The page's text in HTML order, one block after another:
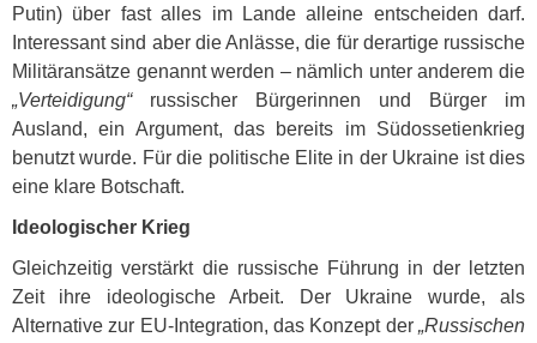
Putin) über fast alles im Lande alleine entscheiden darf.
Interessant sind aber die Anlässe, die für derartige russische
Militäransätze genannt werden – nämlich unter anderem die
„Verteidigung“russischer Bürgerinnen und Bürger im
Ausland, ein Argument, das bereits im Südossetienkrieg
benutzt wurde. Für die politische Elite in der Ukraine ist dies
eine klare Botschaft.
Ideologischer Krieg
Gleichzeitig verstärkt die russische Führung in der letzten
Zeit ihre ideologische Arbeit. Der Ukraine wurde, als
Alternative zur EU-Integration, das Konzept der „Russischen